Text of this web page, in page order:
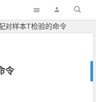
对样本T检验的命令
令